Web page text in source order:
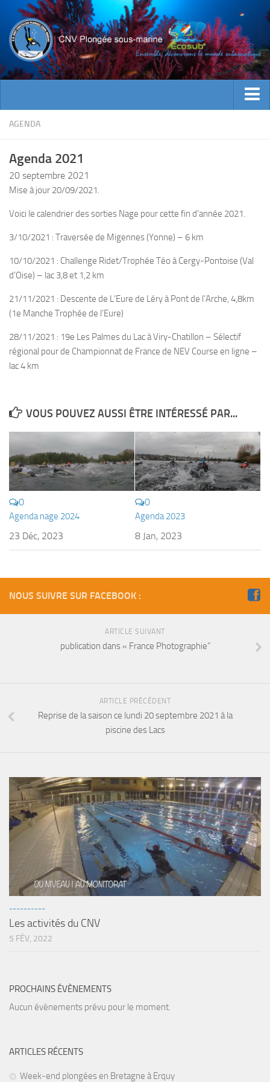
ACTUALITES
INFOS CNV
Bienvenue
Historique
ECOLE DE PLONGEE
Jeune plongeur
Plongeur N3
Guide de palanquée N4
Initiateur
Moniteur Fédéral
SORTIES
Sorties 2025
Sorties 2022
Sorties 2018
sorties 2017
Sorties 2016
Sorties 2015
Sorties 2014
BIO SUB
NAGE
NAP / NEV
AGENDA
Agenda 2021
20 septembre 2021
Mise à jour 20/09/2021.
Voici le calendrier des sorties Nage pour cette fin d’année 2021.
3/10/2021 : Traversée de Migennes (Yonne) – 6 km
10/10/2021 : Challenge Ridet/Trophée Téo à Cergy-Pontoise (Val
d’Oise) – lac 3,8 et 1,2 km
21/11/2021 : Descente de L’Eure de Léry à Pont de l’Arche, 4,8km
(1e Manche Trophée de l’Eure)
28/11/2021 : 19e Les Palmes du Lac à Viry-Chatillon – Sélectif
régional pour de Championnat de France de NEV Course en ligne –
lac 4 km
VOUS POUVEZ AUSSI ÊTRE INTÉRESSÉ PAR...
0
Agenda nage 2024
23 Déc, 2023
0
Agenda 2023
8 Jan, 2023
NOUS SUIVRE SUR FACEBOOK :
ARTICLE SUIVANT
publication dans « France Photographie”
ARTICLE PRÉCÉDENT
Reprise de la saison ce lundi 20 septembre 2021 à la
piscine des Lacs
----------
Les activités du CNV
5 FÉV, 2022
PROCHAINS ÉVÈNEMENTS
Aucun évènements prévu pour le moment.
ARTICLES RÉCENTS
Week-end plongées en Bretagne à Erquy